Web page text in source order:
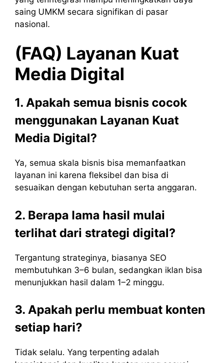
saing UMKM secara signifikan di pasar
nasional.
(FAQ) Layanan Kuat
Media Digital
1. Apakah semua bisnis cocok
menggunakan Layanan Kuat
Media Digital?
Ya, semua skala bisnis bisa memanfaatkan
layanan ini karena fleksibel dan bisa di
sesuaikan dengan kebutuhan serta anggaran.
2. Berapa lama hasil mulai
terlihat dari strategi digital?
Tergantung strateginya, biasanya SEO
membutuhkan 3–6 bulan, sedangkan iklan bisa
menunjukkan hasil dalam 1–2 minggu.
3. Apakah perlu membuat konten
setiap hari?
Tidak selalu. Yang terpenting adalah